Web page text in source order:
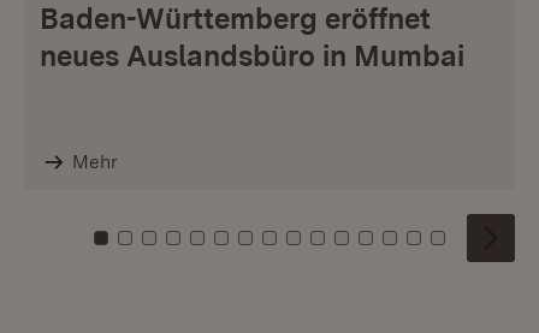
Baden-Württemberg eröffnet
neues Auslandsbüro in Mumbai
Mehr
Zu Kachel: 0
Zu Kachel: 1
Zu Kachel: 2
Zu Kachel: 3
Zu Kachel: 4
Zu Kachel: 5
Zu Kachel: 6
Zu Kachel: 7
Zu Kachel: 8
Zu Kachel: 9
Zu Kachel: 10
Zu Kachel: 11
Zu Kachel: 12
Zu Kachel:
Zu